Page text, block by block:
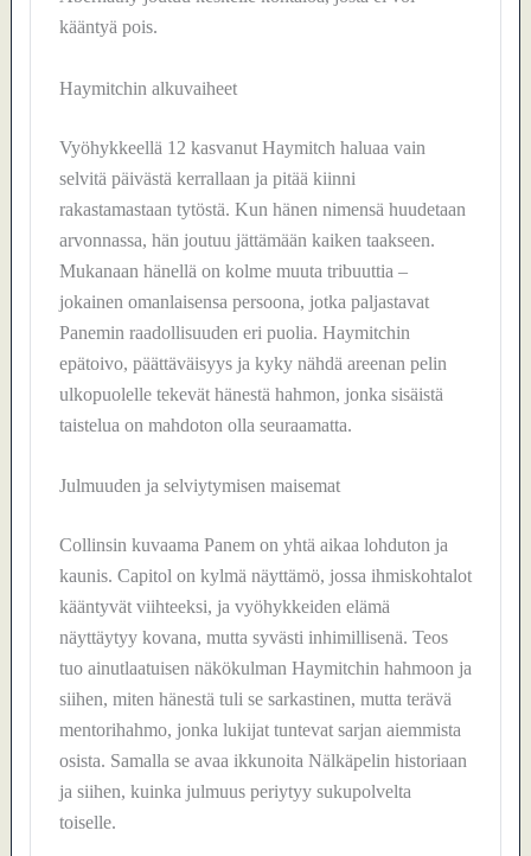
kääntyä pois.
Haymitchin alkuvaiheet
Vyöhykkeellä 12 kasvanut Haymitch haluaa vain
selvitä päivästä kerrallaan ja pitää kiinni
rakastamastaan tytöstä. Kun hänen nimensä huudetaan
arvonnassa, hän joutuu jättämään kaiken taakseen.
Mukanaan hänellä on kolme muuta tribuuttia –
jokainen omanlaisensa persoona, jotka paljastavat
Panemin raadollisuuden eri puolia. Haymitchin
epätoivo, päättäväisyys ja kyky nähdä areenan pelin
ulkopuolelle tekevät hänestä hahmon, jonka sisäistä
taistelua on mahdoton olla seuraamatta.
Julmuuden ja selviytymisen maisemat
Collinsin kuvaama Panem on yhtä aikaa lohduton ja
kaunis. Capitol on kylmä näyttämö, jossa ihmiskohtalot
kääntyvät viihteeksi, ja vyöhykkeiden elämä
näyttäytyy kovana, mutta syvästi inhimillisenä. Teos
tuo ainutlaatuisen näkökulman Haymitchin hahmoon ja
siihen, miten hänestä tuli se sarkastinen, mutta terävä
mentorihahmo, jonka lukijat tuntevat sarjan aiemmista
osista. Samalla se avaa ikkunoita Nälkäpelin historiaan
ja siihen, kuinka julmuus periytyy sukupolvelta
toiselle.